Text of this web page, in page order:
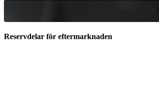
Reservdelar för eftermarknaden